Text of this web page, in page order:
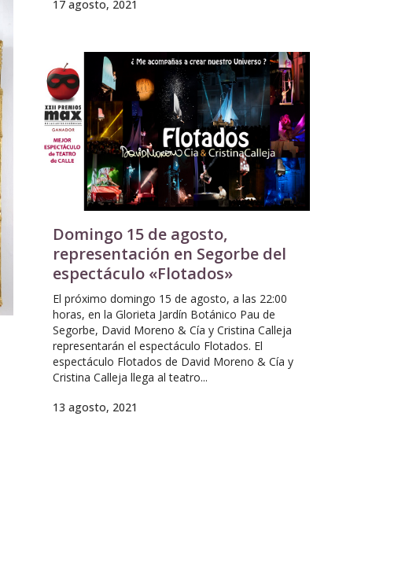
17 agosto, 2021
Domingo 15 de agosto,
representación en Segorbe del
espectáculo «Flotados»
El próximo domingo 15 de agosto, a las 22:00
horas, en la Glorieta Jardín Botánico Pau de
Segorbe, David Moreno & Cía y Cristina Calleja
representarán el espectáculo Flotados. El
espectáculo Flotados de David Moreno & Cía y
Cristina Calleja llega al teatro...
13 agosto, 2021